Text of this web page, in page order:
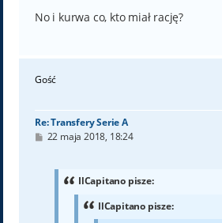
No i kurwa co, kto miał rację?
Gość
Re: Transfery Serie A
P22 maja 2018, 18:24
IlCapitano pisze:
IlCapitano pisze: